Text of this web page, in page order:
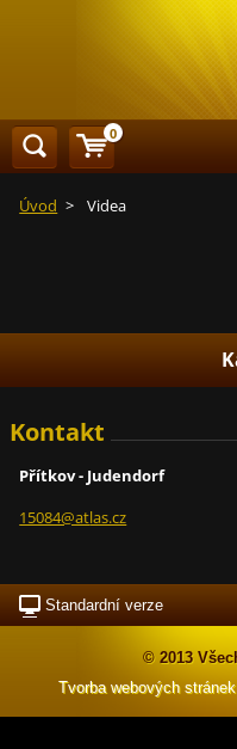
Úvod > Videa
Kontakt
Přítkov - Judendorf
15084@atlas.cz
Standardní verze
© 2013
Tvorba webových
0